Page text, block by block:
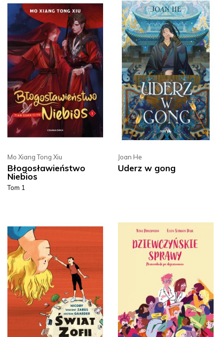
Mo Xiang Tong Xiu
Błogosławieństwo
Niebios
Tom 1
Joan He
Uderz w gong